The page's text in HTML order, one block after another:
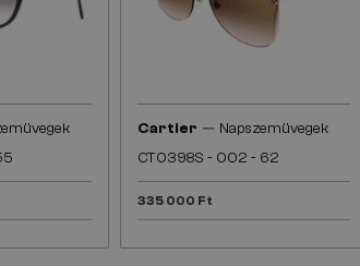
Cartier — Napszemüvegek
CT0398S - 002 - 62
335 000 Ft